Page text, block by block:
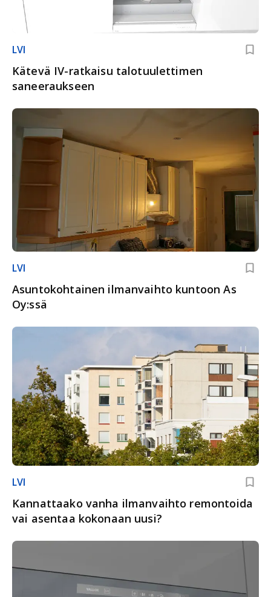
LVI
Kätevä IV-ratkaisu talotuulettimen
saneeraukseen
LVI
Asuntokohtainen ilmanvaihto kuntoon As
Oy:ssä
LVI
Kannattaako vanha ilman­vaihto remontoida
vai asentaa kokonaan uusi?